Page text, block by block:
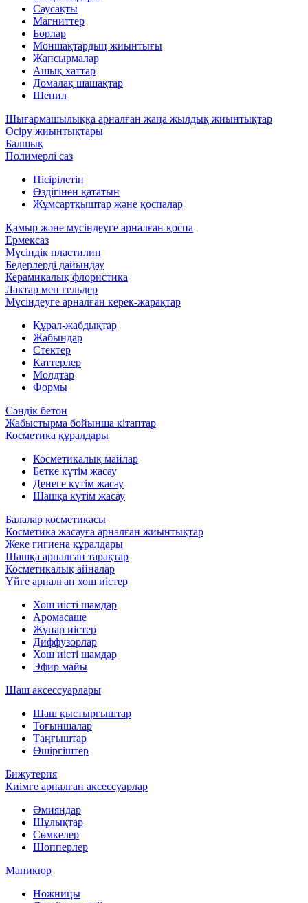
Саусақты
Магниттер
Борлар
Моншақтардың жиынтығы
Жапсырмалар
Ашық хаттар
Домалақ шашақтар
Шенил
Шығармашылыққа арналған жаңа жылдық жиынтықтар
Өсіру жиынтықтары
Балшық
Полимерлі саз
Пісірілетін
Өздігінен қататын
Жұмсартқыштар және қоспалар
Қамыр және мүсіндеуге арналған қоспа
Ермексаз
Мүсіндік пластилин
Бедерлерді дайындау
Керамикалық флористика
Лактар мен гельдер
Мүсіндеуге арналған керек-жарақтар
Құрал-жабдықтар
Жабындар
Стектер
Каттерлер
Молдтар
Формы
Сәндік бетон
Жабыстырма бойынша кітаптар
Косметика құралдары
Косметикалық майлар
Бетке күтім жасау
Денеге күтім жасау
Шашқа күтім жасау
Балалар косметикасы
Косметика жасауға арналған жиынтықтар
Жеке гигиена құралдары
Шашқа арналған тарақтар
Косметикалық айналар
Үйге арналған хош иістер
Хош иісті шамдар
Аромасаше
Жұпар иістер
Диффузорлар
Хош иісті шамдар
Эфир майы
Шаш аксессуарлары
Шаш қыстырғыштар
Тоғыншалар
Таңғыштар
Өшіргіштер
Бижутерия
Киімге арналған аксессуарлар
Әмияндар
Шұлықтар
Сөмкелер
Шопперлер
Маникюр
Ножницы